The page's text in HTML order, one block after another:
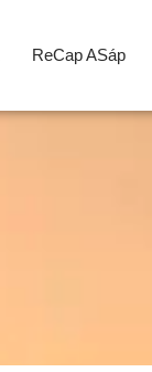
ReCap ASáp